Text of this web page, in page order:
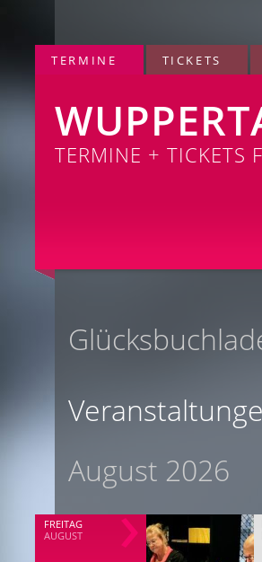
TERMINE TICKETS
TERMINE + TICKETS
August 2026
FREITAG
AUGUST